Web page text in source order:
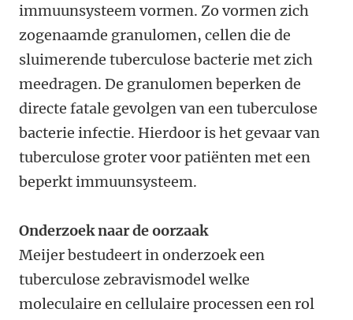
immuunsysteem vormen. Zo vormen zich
zogenaamde granulomen, cellen die de
sluimerende tuberculose bacterie met zich
meedragen. De granulomen beperken de
directe fatale gevolgen van een tuberculose
bacterie infectie. Hierdoor is het gevaar van
tuberculose groter voor patiënten met een
beperkt immuunsysteem.
Onderzoek naar de oorzaak
Meijer bestudeert in onderzoek een
tuberculose zebravismodel welke
moleculaire en cellulaire processen een rol